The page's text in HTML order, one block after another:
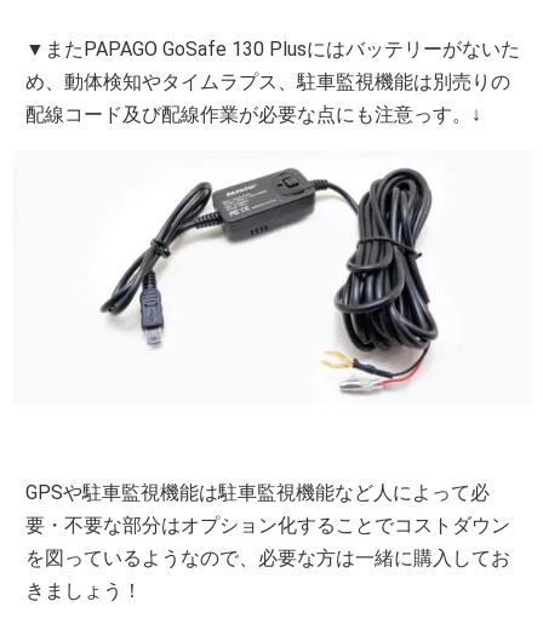
▼またPAPAGO GoSafe 130 Plusにはバッテリーがないた
め、動体検知やタイムラプス、駐車監視機能は別売りの
配線コード及び配線作業が必要な点にも注意っす。↓
GPSや駐車監視機能は駐車監視機能など人によって必
要・不要な部分はオプション化することでコストダウン
を図っているようなので、必要な方は一緒に購入してお
きましょう！